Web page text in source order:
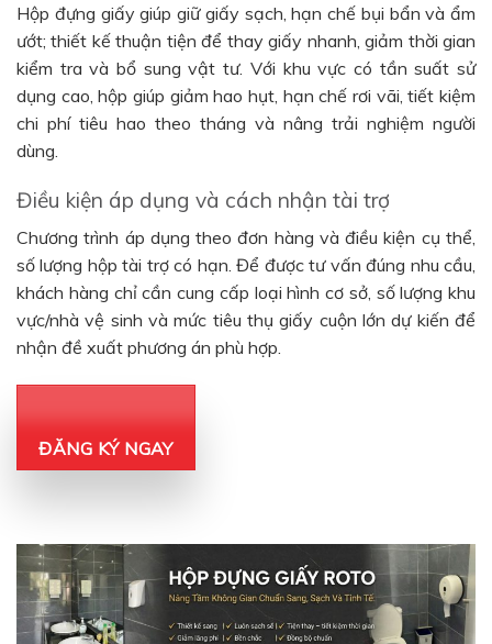
Hộp đựng giấy giúp giữ giấy sạch, hạn chế bụi bẩn và ẩm
ướt; thiết kế thuận tiện để thay giấy nhanh, giảm thời gian
kiểm tra và bổ sung vật tư. Với khu vực có tần suất sử
dụng cao, hộp giúp giảm hao hụt, hạn chế rơi vãi, tiết kiệm
chi phí tiêu hao theo tháng và nâng trải nghiệm người
dùng.
Điều kiện áp dụng và cách nhận tài trợ
Chương trình áp dụng theo đơn hàng và điều kiện cụ thể,
số lượng hộp tài trợ có hạn. Để được tư vấn đúng nhu cầu,
khách hàng chỉ cần cung cấp loại hình cơ sở, số lượng khu
vực/nhà vệ sinh và mức tiêu thụ giấy cuộn lớn dự kiến để
nhận đề xuất phương án phù hợp.
ĐĂNG KÝ NGAY